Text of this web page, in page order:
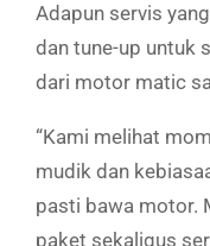
Adapun servis
dan tune-up untuk
dari motor matic
“Kami melihat
mudik dan
pasti bawa motor.
paket sekaligus